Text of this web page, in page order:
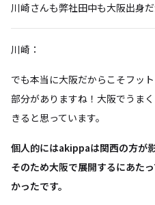
川崎さんも弊社田中も大阪出身
川崎：
でも本当に大阪だからこそフッ
部分がありますね！大阪でうま
きると思っています。
個人的にはakippaは関西の方が
そのため大阪で展開するにあた
かったです。